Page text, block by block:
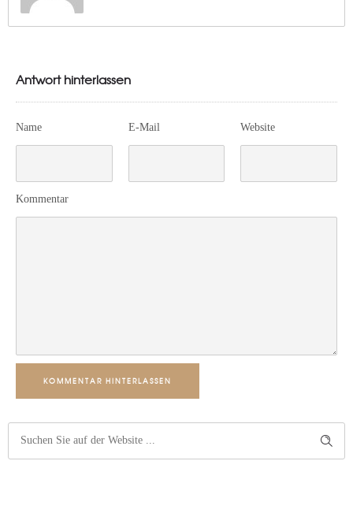
Antwort hinterlassen
Name E-Mail Website
Kommentar
KOMMENTAR HINTERLASSEN